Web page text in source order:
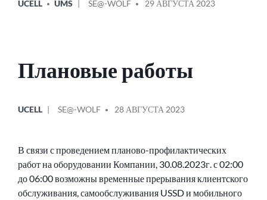
В
UCELL UMS ОТ
SE@-WOLF 29 АВГУСТА 2023
Плановые работы
В
UCELL
ОТ
SE@-WOLF 28 АВГУСТА 2023
В связи с проведением планово-профилактических
работ на оборудовании Компании, 30.08.2023г. с 02:00
до 06:00 возможны временные прерывания клиентского
обслуживания, самообслуживания USSD и мобильного